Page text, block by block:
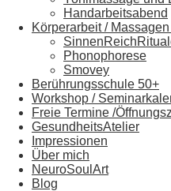
Handarbeitsabend
Körperarbeit /
Phonophorese
Smovey
Berührungsschule 50+
Workshop /
Freie Termine /
GesundheitsAtelier
Impressionen
Über mich
NeuroSoulArt
Blog